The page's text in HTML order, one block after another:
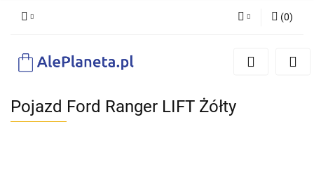
Zaloguj się
Dodaj zgłoszenie
(0)
Pojazd Ford Ranger LIFT Żółty